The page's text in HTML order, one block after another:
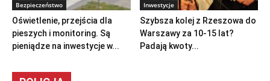
Bezpieczeństwo
Oświetlenie, przejścia dla
pieszych i monitoring. Są
pieniądze na inwestycje w...
Inwestycje
Szybsza kolej z Rzeszowa do
Warszawy za 10-15 lat?
Padają kwoty...